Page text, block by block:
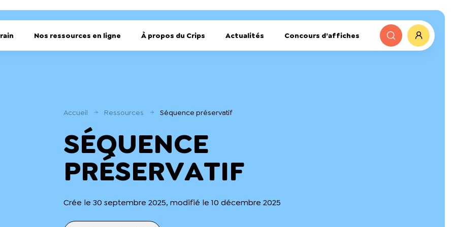
Nos ressources en ligne À propos du Crips Actualités Concours d’affiches
Accueil Ressources Séquence préservatif
SÉQUENCE
PRÉSERVATIF
Crée le 30 septembre 2025, modifié le 10 décembre 2025